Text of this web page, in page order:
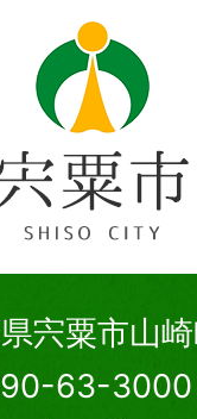
粟市山崎
63-3000